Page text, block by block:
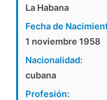
La Habana
Fecha de
1 noviembre 1958
Nacionalidad:
cubana
Profesión: